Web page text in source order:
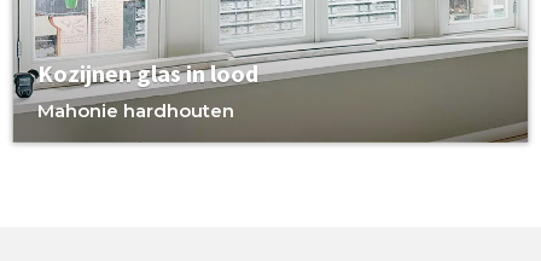
Kozijnen glas in lood
Mahonie hardhouten